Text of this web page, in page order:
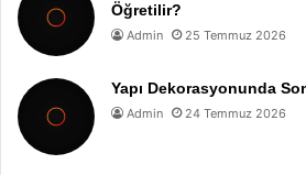
Öğretilir?
Admin 25 Temmuz 2026
Yapı Dekorasyonunda
Admin 24 Temmuz 2026